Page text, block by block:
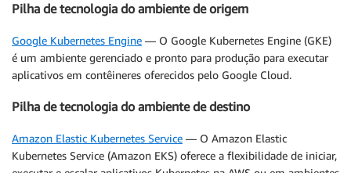
Pilha de tecnologia do ambiente de origem
Google Kubernetes Engine — O Google Kubernetes Engine (GKE)
é um ambiente gerenciado e pronto para produção para executar
aplicativos em contêineres oferecidos pelo Google Cloud.
Pilha de tecnologia do ambiente de destino
Amazon Elastic Kubernetes Service — O Amazon Elastic
Kubernetes Service (Amazon EKS) oferece a flexibilidade de iniciar,